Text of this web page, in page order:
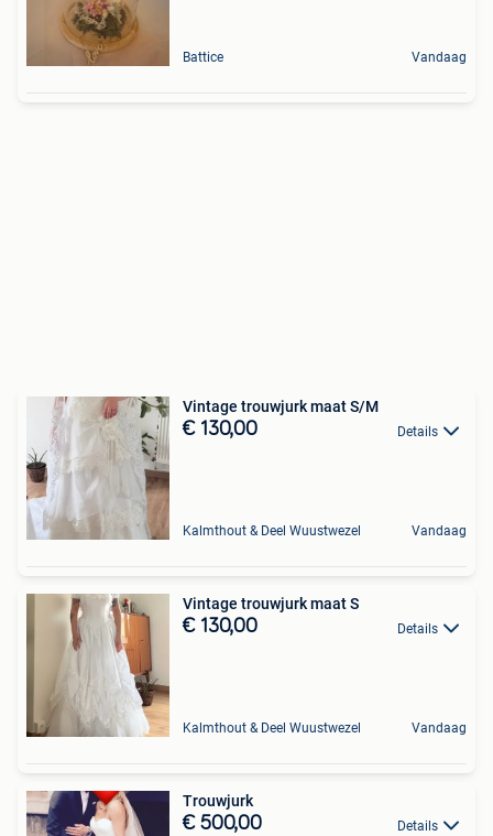
Battice Vandaag
Vintage trouwjurk maat S/M
€ 130,00 Details
Kalmthout & Deel Wuustwezel Vandaag
Vintage trouwjurk maat S
€ 130,00 Details
Kalmthout & Deel Wuustwezel Vandaag
Trouwjurk
€ 500,00 Details